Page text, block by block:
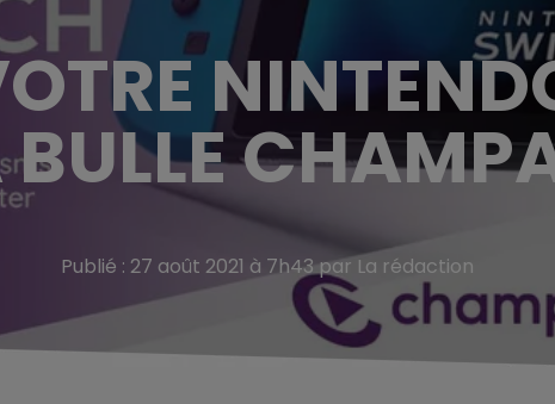
Publié : 27 août 2021 à 7h43 par La rédaction